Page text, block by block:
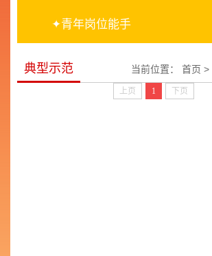
✦青年岗位能手
典型示范 当前位置： 首页 >
上页 1 下页